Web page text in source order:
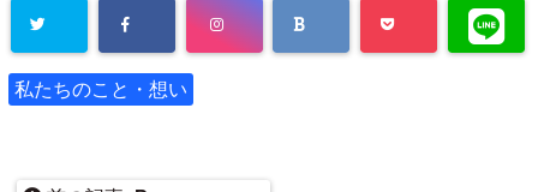
私たちのこと・想い